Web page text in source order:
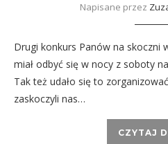
Napisane przez
Drugi konkurs Panów na skoczni
miał odbyć się w nocy z soboty
Tak też udało się to
zaskoczyli nas…
CZYTAJ